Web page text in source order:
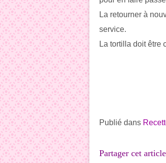
La retourner à
service.
La tortilla doit être
Publié dans
Partager cet article